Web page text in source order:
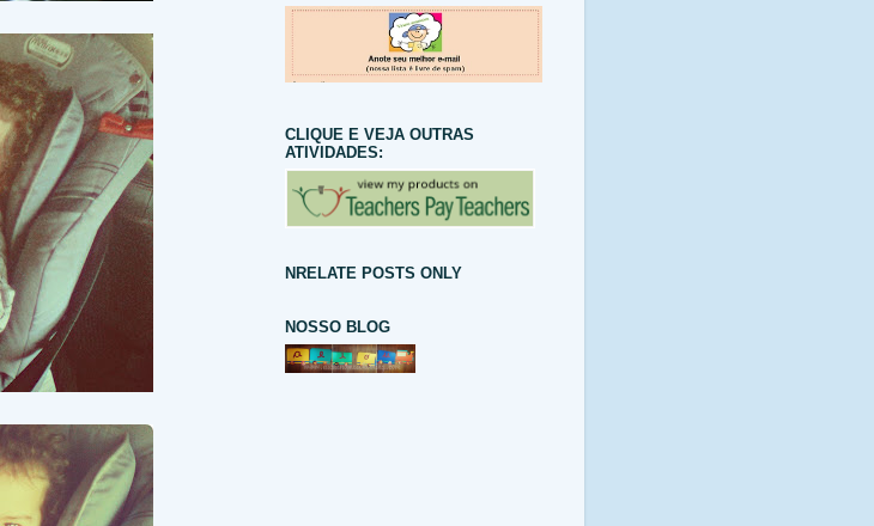
CLIQUE E VEJA OUTRAS
ATIVIDADES:
NRELATE POSTS ONLY
NOSSO BLOG